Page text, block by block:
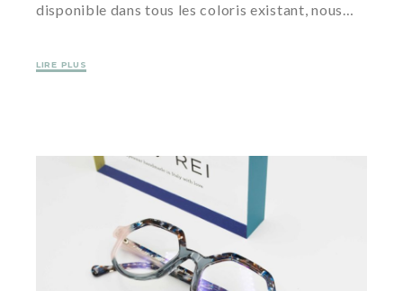
disponible dans tous les coloris existant, nous…
LIRE PLUS